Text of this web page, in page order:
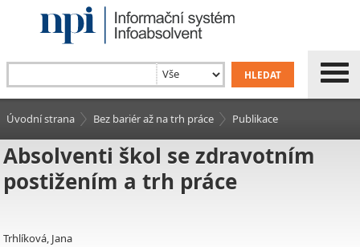
Úvodní strana Bez bariér až na trh práce Publikace
Absolventi škol se zdravotním
postižením a trh práce
Trhlíková, Jana